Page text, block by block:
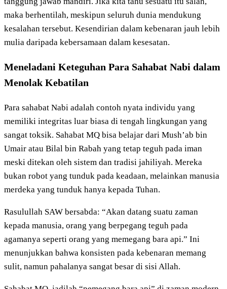
maka berhentilah, meskipun seluruh dunia mendukung
kesalahan tersebut. Kesendirian dalam kebenaran jauh lebih
mulia daripada kebersamaan dalam kesesatan.
Meneladani Keteguhan Para Sahabat Nabi dalam
Menolak Kebatilan
Para sahabat Nabi adalah contoh nyata individu yang
memiliki integritas luar biasa di tengah lingkungan yang
sangat toksik. Sahabat MQ bisa belajar dari Mush’ab bin
Umair atau Bilal bin Rabah yang tetap teguh pada iman
meski ditekan oleh sistem dan tradisi jahiliyah. Mereka
bukan robot yang tunduk pada keadaan, melainkan manusia
merdeka yang tunduk hanya kepada Tuhan.
Rasulullah SAW bersabda: “Akan datang suatu zaman
kepada manusia, orang yang berpegang teguh pada
agamanya seperti orang yang memegang bara api.” Ini
menunjukkan bahwa konsisten pada kebenaran memang
sulit, namun pahalanya sangat besar di sisi Allah.